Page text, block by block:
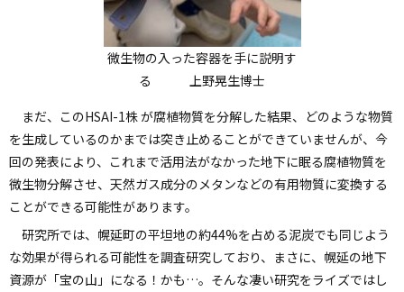
微生物の入った容器を手に説明す
る 上野晃生博士
まだ、このHSAI-1株 が腐植物質を分解した結果、どのような物質
を生成しているのかまでは突き止めることができていませんが、今
回の発表により、これまで活用法がなかった地下に眠る腐植物質を
微生物分解させ、天然ガス成分のメタンなどの有用物質に変換する
ことができる可能性があります。
研究所では、幌延町の平坦地の約44%を占める泥炭でも同じよう
な効果が得られる可能性を調査研究しており、まさに、幌延の地下
資源が「宝の山」になる！かも…。そんな凄い研究をライズではし